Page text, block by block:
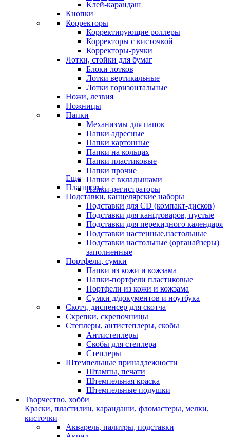
Клей-карандаш
Кнопки
Корректоры
Корректирующие роллеры
Корректоры с кисточкой
Корректоры-ручки
Лотки, стойки для бумаг
Блоки лотков
Лотки вертикальные
Лотки горизонтальные
Ножи, лезвия
Ножницы
Папки
Механизмы для папок
Папки адресные
Папки картонные
Папки на кольцах
Папки пластиковые
Папки прочие
Папки с вкладышами
Папки-регистраторы
Еще
Планшеты
Подставки, канцелярские наборы
Подставки для CD (компакт-дисков)
Подставки для канцтоваров, пустые
Подставки для перекидного календаря
Подставки настенные,настольные
Подставки настольные (органайзеры)
заполненные
Портфели, сумки
Папки из кожи и кожзама
Папки-портфели пластиковые
Портфели из кожи и кожзама
Сумки д/документов и ноутбука
Скотч, диспенсер для скотча
Скрепки, скрепочницы
Степлеры, антистеплеры, скобы
Антистеплеры
Скобы для степлера
Степлеры
Штемпельные принадлежности
Штампы, печати
Штемпельная краска
Штемпельные подушки
Творчество, хобби
Краски, пластилин, карандаши, фломастеры, мелки,
кисточки
Акварель, палитры, подставки